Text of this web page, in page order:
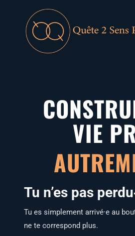
VIE
Tu n’es pas
Tu es sim­ple­ment arrivé·e au
ne te cor­res­pond plus.